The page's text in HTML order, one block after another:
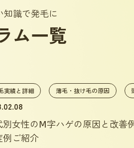
知識で発毛に
ム一覧
実績と詳細 薄毛・抜け毛の原因
別女性のⅯ字ハゲの原因と改善
例ご紹介